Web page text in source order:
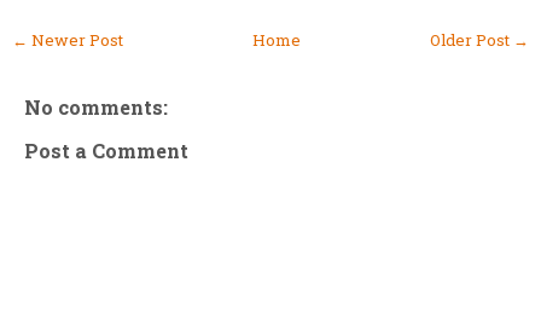
← Newer Post Older Post →
Home
No comments:
Post a Comment